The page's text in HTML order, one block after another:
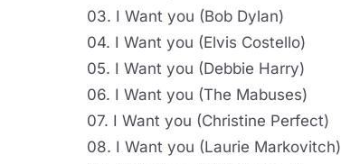
03. I Want you (Bob Dylan)
04. I Want you (Elvis Costello)
05. I Want you (Debbie Harry)
06. I Want you (The Mabuses)
07. I Want you (Christine Perfect)
08. I Want you (Laurie Markovitch)